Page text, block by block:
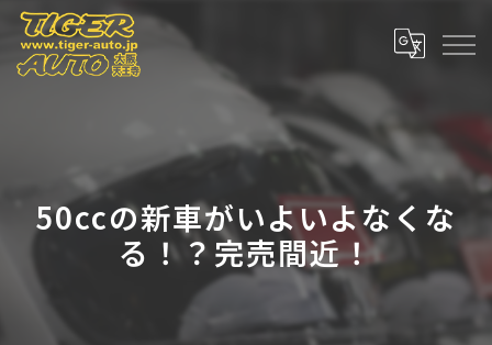
50ccの新車がいよいよなくな
る！？完売間近！